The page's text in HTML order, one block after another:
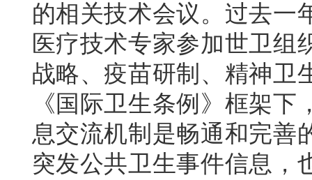
的相关技术会议。过去一
医疗技术专家参加世卫组
战略、疫苗研制、精神卫
《国际卫生条例》框架
息交流机制是畅通和完善
突发公共卫生事件信息，